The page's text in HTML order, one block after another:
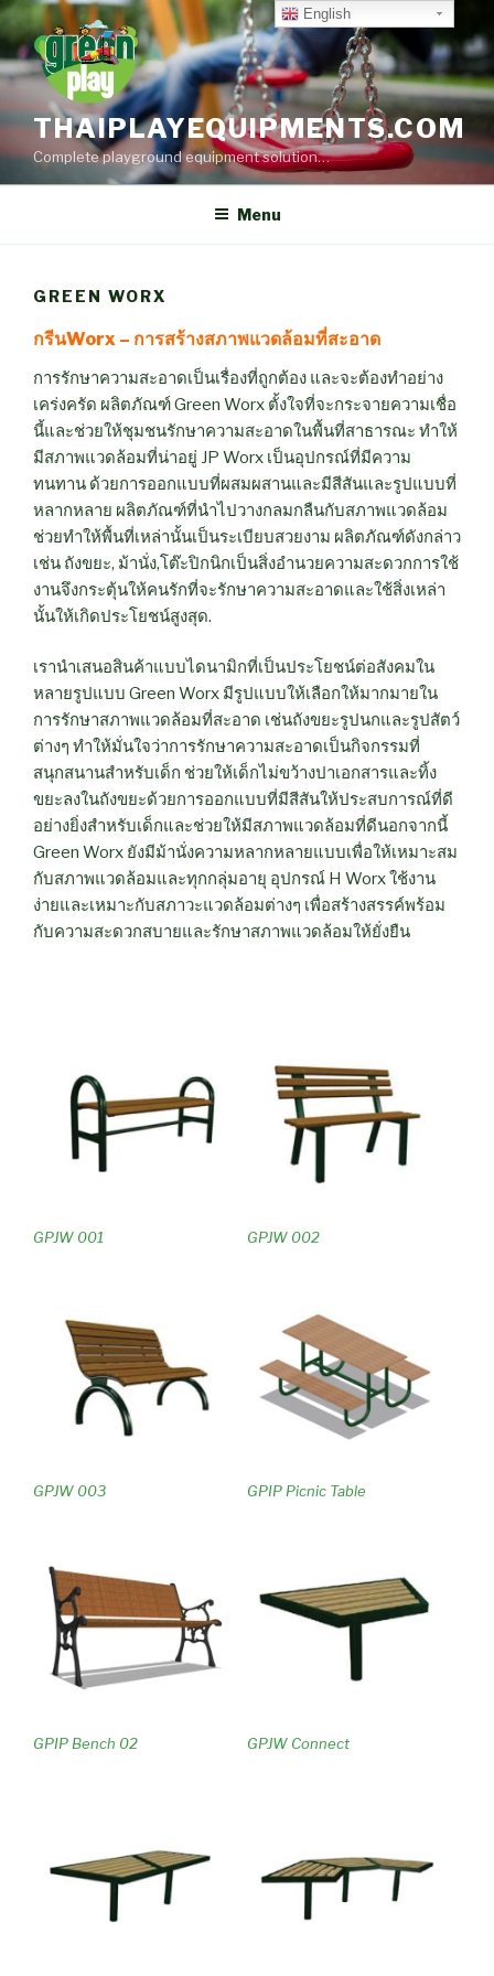
Skip
to
content
THAIPLAYEQUIPMENTS.COM
Complete playground equipment solution…
Menu
GREEN WORX
กรีนWorx – การสร้างสภาพแวดล้อมที่สะอาด
การรักษาความสะอาดเป็นเรื่องที่ถูกต้อง และจะต้องทำอย่าง
เคร่งครัด ผลิตภัณฑ์ Green Worx ตั้งใจที่จะกระจายความเชื่อ
นี้และช่วยให้ชุมชนรักษาความสะอาดในพื้นที่สาธารณะ ทำให้
มีสภาพแวดล้อมที่น่าอยู่ JP Worx เป็นอุปกรณ์ที่มีความ
ทนทาน ด้วยการออกแบบที่ผสมผสานและมีสีสันและรูปแบบที่
หลากหลาย ผลิตภัณฑ์ที่นำไปวางกลมกลืนกับสภาพแวดล้อม
ช่วยทำให้พื้นที่เหล่านั้นเป็นระเบียบสวยงาม ผลิตภัณฑ์ดังกล่าว
เช่น ถังขยะ, ม้านั่ง,โต๊ะปิกนิกเป็นสิ่งอำนวยความสะดวกการใช้
งานจึงกระตุ้นให้คนรักที่จะรักษาความสะอาดและใช้สิ่งเหล่า
นั้นให้เกิดประโยชน์สูงสุด.
เรานำเสนอสินค้าแบบไดนามิกที่เป็นประโยชน์ต่อสังคมใน
หลายรูปแบบ Green Worx มีรูปแบบให้เลือกให้มากมายใน
การรักษาสภาพแวดล้อมที่สะอาด เช่นถังขยะรูปนกและรูปสัตว์
ต่างๆ ทำให้มั่นใจว่าการรักษาความสะอาดเป็นกิจกรรมที่
สนุกสนานสำหรับเด็ก ช่วยให้เด็กไม่ขว้างปาเอกสารและทิ้ง
ขยะลงในถังขยะด้วยการออกแบบที่มีสีสันให้ประสบการณ์ที่ดี
อย่างยิ่งสำหรับเด็กและช่วยให้มีสภาพแวดล้อมที่ดีนอกจากนี้
Green Worx ยังมีม้านั่งความหลากหลายแบบเพื่อให้เหมาะสม
กับสภาพแวดล้อมและทุกกลุ่มอายุ อุปกรณ์ H Worx ใช้งาน
ง่ายและเหมาะกับสภาวะแวดล้อมต่างๆ เพื่อสร้างสรรค์พร้อม
กับความสะดวกสบายและรักษาสภาพแวดล้อมให้ยั่งยืน
GPJW 001 GPJW 002
GPJW 003 GPIP Picnic Table
GPIP Bench 02 GPJW Connect
English